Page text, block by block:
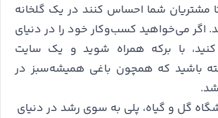
مشتریان شما احساس کنند در یک گلخانه
اگر می‌خواهید کسب‌وکار خود را در دنیای
با برکه همراه شوید و یک سایت
باشید که همچون باغی همیشه‌سبز در
گل و گیاه، پلی به سوی رشد در دنیای